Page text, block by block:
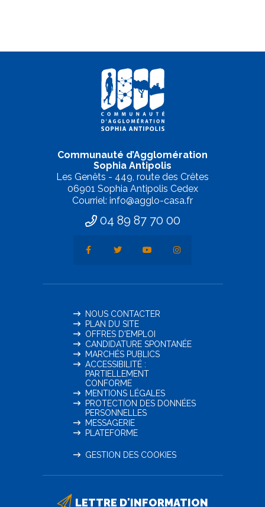
Communauté d’Agglomération
Sophia Antipolis
Les Genêts - 449, route des Crêtes
06901 Sophia Antipolis Cedex
Courriel: info@agglo-casa.fr
04 89 87 70 00
NOUS CONTACTER
PLAN DU SITE
OFFRES D'EMPLOI
CANDIDATURE SPONTANÉE
MARCHÉS PUBLICS
ACCESSIBILITÉ :
PARTIELLEMENT
CONFORME
MENTIONS LÉGALES
PROTECTION DES DONNÉES
PERSONNELLES
MESSAGERIE
PLATEFORME
GESTION DES COOKIES
LETTRE D'INFORMATION